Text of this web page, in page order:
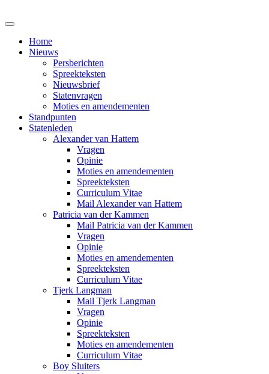
Home
Nieuws
Persberichten
Spreekteksten
Nieuwsbrief
Statenvragen
Moties en amendementen
Standpunten
Statenleden
Alexander van Hattem
Vragen
Opinie
Moties en amendementen
Spreekteksten
Curriculum Vitae
Mail Alexander van Hattem
Patricia van der Kammen
Mail Patricia van der Kammen
Vragen
Opinie
Moties en amendementen
Spreekteksten
Curriculum Vitae
Tjerk Langman
Mail Tjerk Langman
Vragen
Opinie
Spreekteksten
Moties en amendementen
Curriculum Vitae
Boy Sluiters